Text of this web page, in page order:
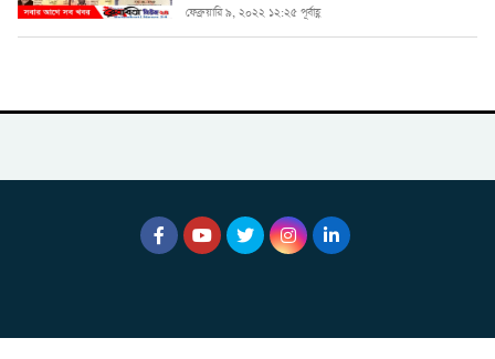
ফেব্রুয়ারি ৯, ২০২২ ১২:২৫ পূর্বাহ্ণ